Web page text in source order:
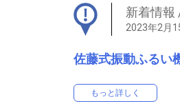
スピラコータ
ラボ用 実験、測定機器
ニューポータブルチェッカー
マイクロパウダキャラクタラ
200）
新着情報
2023年2月
佐藤式振動ふる
もっと詳しく